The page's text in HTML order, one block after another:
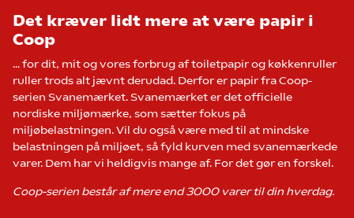
Det kræver lidt mere at være papir i
Coop
… for dit, mit og vores forbrug af toiletpapir og køkkenruller
ruller trods alt jævnt derudad. Derfor er papir fra Coop-
serien Svanemærket. Svanemærket er det officielle
nordiske miljømærke, som sætter fokus på
miljøbelastningen. Vil du også være med til at mindske
belastningen på miljøet, så fyld kurven med svanemærkede
varer. Dem har vi heldigvis mange af. For det gør en forskel.
Coop-serien består af mere end 3000 varer til din hverdag.